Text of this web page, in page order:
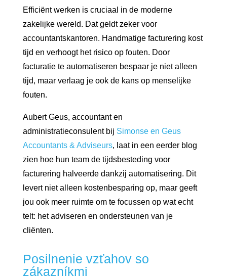
Efficiënt werken is cruciaal in de moderne
zakelijke wereld. Dat geldt zeker voor
accountantskantoren. Handmatige facturering kost
tijd en verhoogt het risico op fouten. Door
facturatie te automatiseren bespaar je niet alleen
tijd, maar verlaag je ook de kans op menselijke
fouten.
Aubert Geus, accountant en
administratieconsulent bij Simonse en Geus
Accountants & Adviseurs, laat in een eerder blog
zien hoe hun team de tijdsbesteding voor
facturering halveerde dankzij automatisering. Dit
levert niet alleen kostenbesparing op, maar geeft
jou ook meer ruimte om te focussen op wat echt
telt: het adviseren en ondersteunen van je
cliënten.
Posilnenie vzťahov so
zákazníkmi